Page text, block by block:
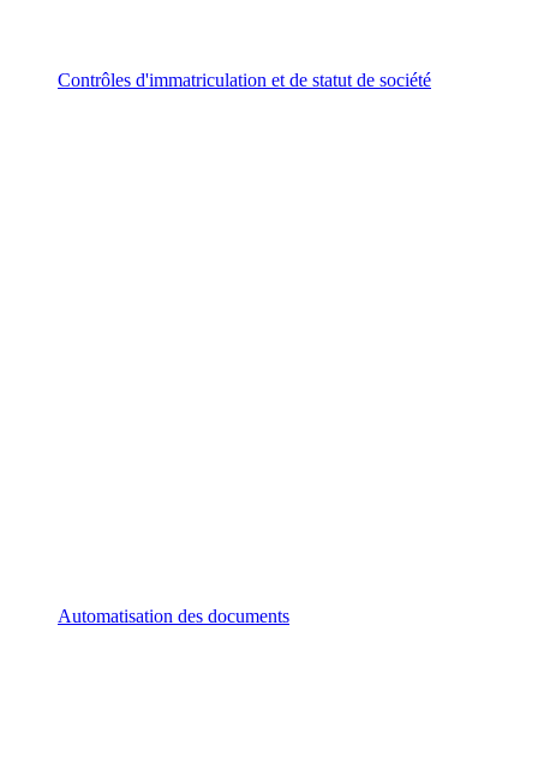
Contrôles d'immatriculation et de statut de société
Automatisation des documents